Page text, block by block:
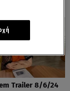
Trailer 8/6/24